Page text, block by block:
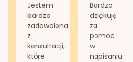
Jestem
bardzo
zadowolona
z
konsultacji,
które
Bardzo
dziękuję
za
pomoc
w
napisaniu